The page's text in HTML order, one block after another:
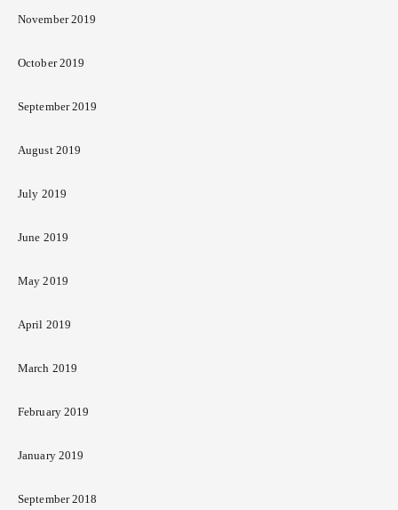
November 2019
October 2019
September 2019
August 2019
July 2019
June 2019
May 2019
April 2019
March 2019
February 2019
January 2019
September 2018